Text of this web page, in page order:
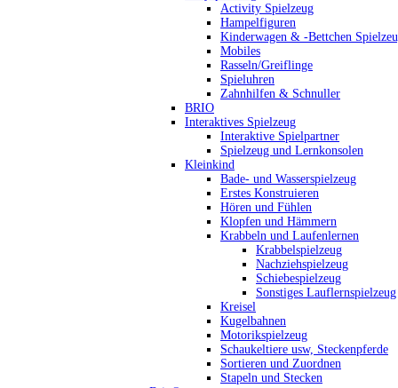
Activity Spielzeug
Hampelfiguren
Kinderwagen & -Bettchen
Mobiles
Rasseln/Greiflinge
Spieluhren
Zahnhilfen & Schnuller
BRIO
Interaktives Spielzeug
Interaktive Spielpartner
Spielzeug und Lernkonsolen
Kleinkind
Bade- und Wasserspielzeug
Erstes Konstruieren
Hören und Fühlen
Klopfen und Hämmern
Krabbeln und Laufenlernen
Krabbelspielzeug
Nachziehspielzeug
Schiebespielzeug
Sonstiges Lauflernspielzeug
Kreisel
Kugelbahnen
Motorikspielzeug
Schaukeltiere usw, Steckenpferde
Sortieren und Zuordnen
Stapeln und Stecken